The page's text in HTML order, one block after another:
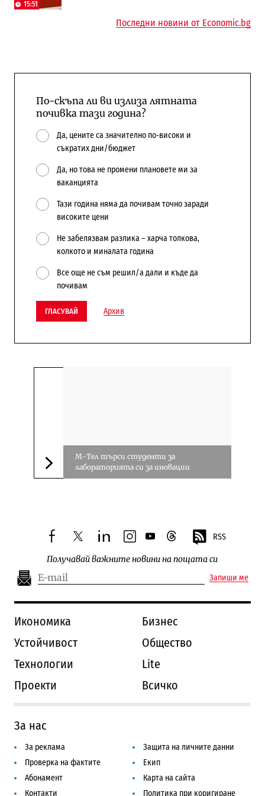
15:51
Последни новини от Economic.bg
По-скъпа ли ви излиза лятната
почивка тази година?
Да, цените са значително по-високи и
съкратих дни/бюджет
Да, но това не промени плановете ми за
ваканцията
Тази година няма да почивам точно заради
високите цени
Не забелязвам разлика – харча толкова,
колкото и миналата година
Все още не съм решил/а дали и къде да
почивам
ГЛАСУВАЙ Архив
Следваща новина
М-Тел търси студенти за
лабораторията си за иновации
facebooktwitterlinkedininstagram
youtubethreads RSS
Получавай важните новини на пощата си
Запиши ме
Икономика
Бизнес
Устойчивост
Общество
Технологии
Lite
Проекти
Всичко
За нас
За реклама
Защита на личните данни
Проверка на фактите
Екип
Абонамент
Карта на сайта
Контакти
Политика при коригиране